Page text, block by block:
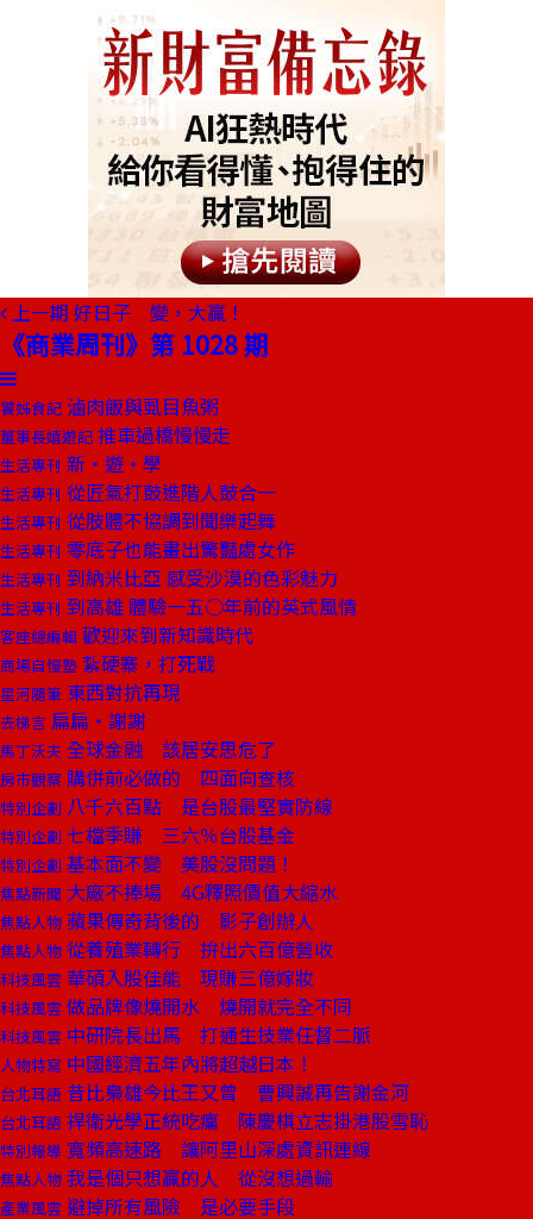
上一期 好日子 變，大贏！
《商業周刊》第 1028 期
饕姊食記 滷肉飯與虱目魚粥
董事長嬉遊記 推車過橋慢慢走
生活專刊 新‧遊‧學
生活專刊 從匠氣打鼓進階人鼓合一
生活專刊 從肢體不協調到聞樂起舞
生活專刊 零底子也能畫出驚豔處女作
生活專刊 到納米比亞 感受沙漠的色彩魅力
生活專刊 到高雄 體驗一五○年前的英式風情
客座總編輯 歡迎來到新知識時代
商場自慢塾 紮硬寨，打死戰
星河隨筆 東西對抗再現
去梯言 扁扁‧謝謝
馬丁沃夫 全球金融 該居安思危了
房市觀察 購併前必做的 四面向查核
特別企劃 八千六百點 是台股最堅實防線
特別企劃 七檔季賺 三六％台股基金
特別企劃 基本面不變 美股沒問題！
焦點新聞 大廠不捧場 4G釋照價值大縮水
焦點人物 蘋果傳奇背後的 影子創辦人
焦點人物 從養殖業轉行 拚出六百億營收
科技風雲 華碩入股佳能 現賺三億嫁妝
科技風雲 做品牌像燒開水 燒開就完全不同
科技風雲 中研院長出馬 打通生技業任督二脈
人物特寫 中國經濟五年內將超越日本！
台北耳語 昔比梟雄今比王又曾 曹興誠再告謝金河
台北耳語 捍衛光學正統吃癟 陳慶棋立志掛港股雪恥
特別報導 寬頻高速路 讓阿里山深處資訊連線
焦點人物 我是個只想贏的人 從沒想過輸
產業風雲 避掉所有風險 是必要手段